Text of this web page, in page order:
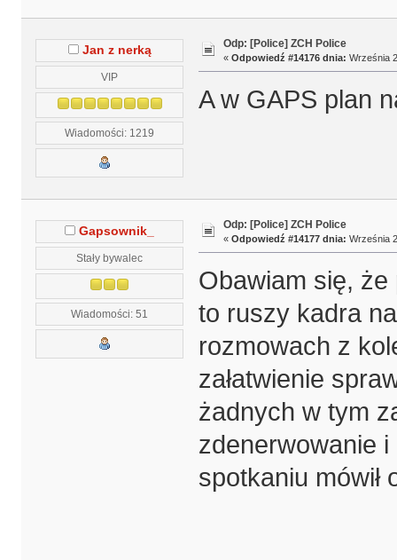
Jan z nerką
VIP
Wiadomości: 1219
Odp: [Police] ZCH Police
« Odpowiedź #14176 dnia: Września
A w GAPS plan
Gapsownik_
Stały bywalec
Wiadomości: 51
Odp: [Police] ZCH Police
« Odpowiedź #14177 dnia: Września
Obawiam się,
to ruszy kadra
rozmowach z
załatwienie
żadnych w tym
zdenerwowanie
spotkaniu mówił